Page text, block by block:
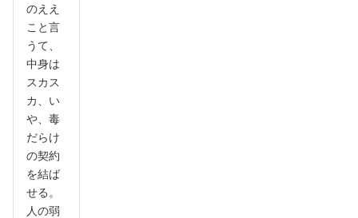
のええ
こと言
うて、
中身は
スカス
カ、い
や、毒
だらけ
の契約
を結ば
せる。
人の弱